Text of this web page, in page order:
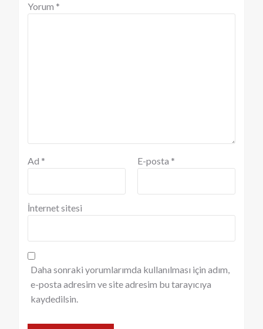
Yorum *
Ad * E-posta *
İnternet sitesi
Daha sonraki yorumlarımda kullanılması için adım,
e-posta adresim ve site adresim bu tarayıcıya
kaydedilsin.